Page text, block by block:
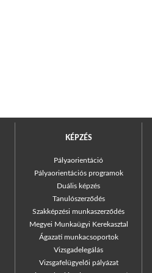
KÉPZÉS
Pályaorientáció
Pályaorientációs programok
Duális képzés
Tanulószerződés
Szakképzési munkaszerződés
Megyei Munkaügyi Kerekasztal
Ágazati munkacsoportok
Vizsgadelegálás
Vizsgafelügyelői pályázat